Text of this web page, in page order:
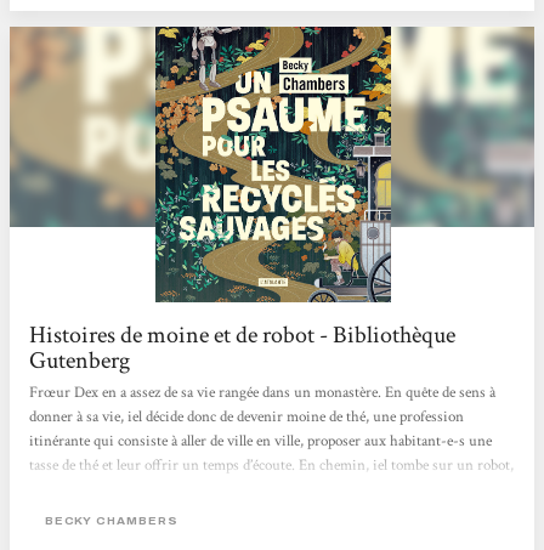
Histoires de moine et de robot - Bibliothèque
Gutenberg
Frœur Dex en a assez de sa vie rangée dans un monastère. En quête de sens à
donner à sa vie, iel décide donc de devenir moine de thé, une profession
itinérante qui consiste à aller de ville en ville, proposer aux habitant-e-s une
tasse de thé et leur offrir un temps d’écoute. En chemin, iel tombe sur un robot,
son espèce est partie vivre dans la nature. Celui-ci vient avec une question à
BECKY CHAMBERS